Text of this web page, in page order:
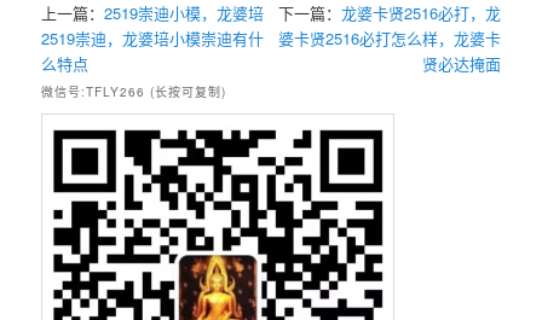
上一篇：2519崇迪小模，龙婆培
2519崇迪，龙婆培小模崇迪有什
么特点
下一篇： 龙婆卡贤2516必打，龙
婆卡贤2516必打怎么样，龙婆卡
贤必达掩面
微信号:TFLY266 (长按可复制)